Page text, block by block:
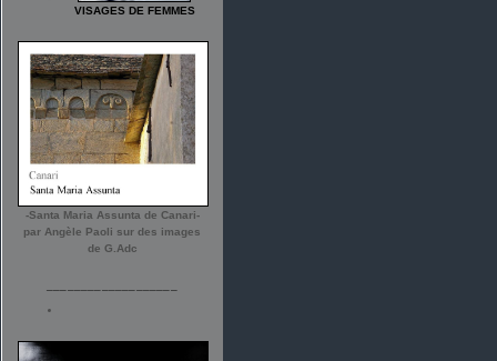
VISAGES DE FEMMES
-Santa Maria Assunta de Canari-
par Angèle Paoli sur des images
de G.Adc